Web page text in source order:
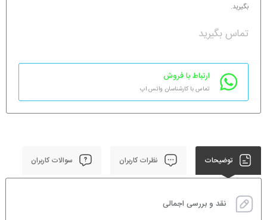
بگیرید.
تماس بگیرید
ارتباط با فروش
تماس با کارشناسان واتس اپ
توضیحات نظرات کاربران سوالات کاربران
نقد و بررسی اجمالی